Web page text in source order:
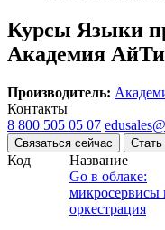
Курсы Языки
Академия АйТи
Производитель:
Контакты
8 800 505 05 07
Связаться сейчас
Код Название
Go в облаке:
микросервисы
оркестрация